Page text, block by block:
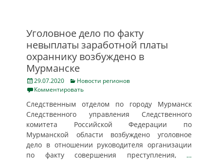
Уголовное дело по факту
невыплаты заработной платы
охраннику возбуждено в
Мурманске
Posted
on
29.07.2020 Categories
Новости регионов
Комментировать
Следственным отделом по городу Мурманск
Следственного управления Следственного
комитета Российской Федерации по
Мурманской области возбуждено уголовное
дело в отношении руководителя организации
по факту совершения преступления, …